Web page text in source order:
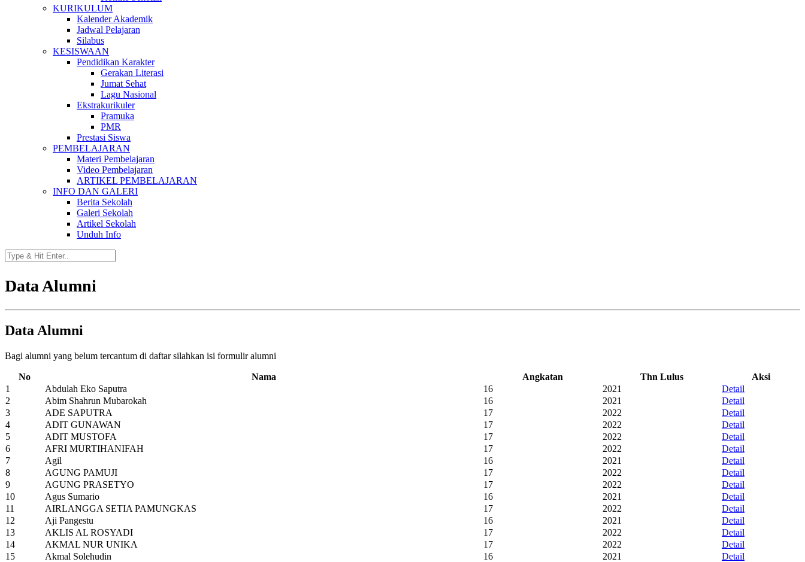
KURIKULUM
Kalender Akademik
Jadwal Pelajaran
Silabus
KESISWAAN
Pendidikan Karakter
Gerakan Literasi
Jumat Sehat
Lagu Nasional
Ekstrakurikuler
Pramuka
PMR
Prestasi Siswa
PEMBELAJARAN
Materi Pembelajaran
Video Pembelajaran
ARTIKEL PEMBELAJARAN
INFO DAN GALERI
Berita Sekolah
Galeri Sekolah
Artikel Sekolah
Unduh Info
Data Alumni
Data Alumni
Bagi alumni yang belum tercantum di daftar silahkan isi formulir alumni
No Nama Angkatan Thn Lulus
Aksi
1
Abdulah Eko Saputra 16 2021
Detail
2
Abim Shahrun Mubarokah 16 2021
Detail
3
ADE SAPUTRA 17 2022
Detail
4
ADIT GUNAWAN 17 2022
Detail
5
ADIT MUSTOFA 17 2022
Detail
6
AFRI MURTIHANIFAH 17 2022
Detail
7
Agil 16 2021
Detail
8
AGUNG PAMUJI 17 2022
Detail
9
AGUNG PRASETYO 17 2022
Detail
10
Agus Sumario 16 2021
Detail
11
AIRLANGGA SETIA PAMUNGKAS 17 2022
Detail
12
Aji Pangestu 16 2021
Detail
13
AKLIS AL ROSYADI 17 2022
Detail
14
AKMAL NUR UNIKA 17 2022
Detail
15
Akmal Solehudin 16 2021
Detail